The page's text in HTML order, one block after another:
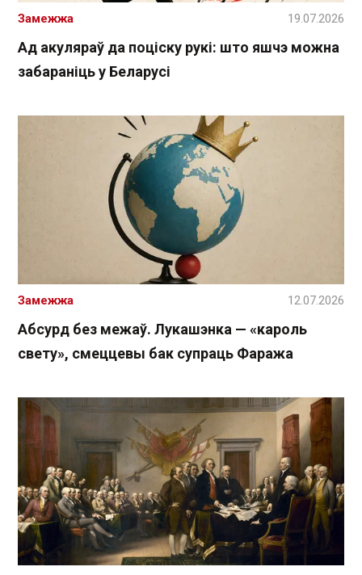
Ад акуляраў да поціску рукі: што яшчэ можна
забараніць у Беларусі
Замежжа 19.07.2026
Абсурд без межаў. Лукашэнка — «кароль
свету», смеццевы бак супраць Фаража
Замежжа 12.07.2026